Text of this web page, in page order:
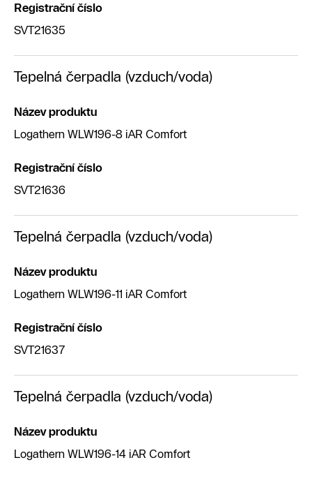
Registrační číslo
SVT21635
Tepelná čerpadla (vzduch/voda)
Název produktu
Logathern WLW196-8 iAR Comfort
Registrační číslo
SVT21636
Tepelná čerpadla (vzduch/voda)
Název produktu
Logathern WLW196-11 iAR Comfort
Registrační číslo
SVT21637
Tepelná čerpadla (vzduch/voda)
Název produktu
Logathern WLW196-14 iAR Comfort